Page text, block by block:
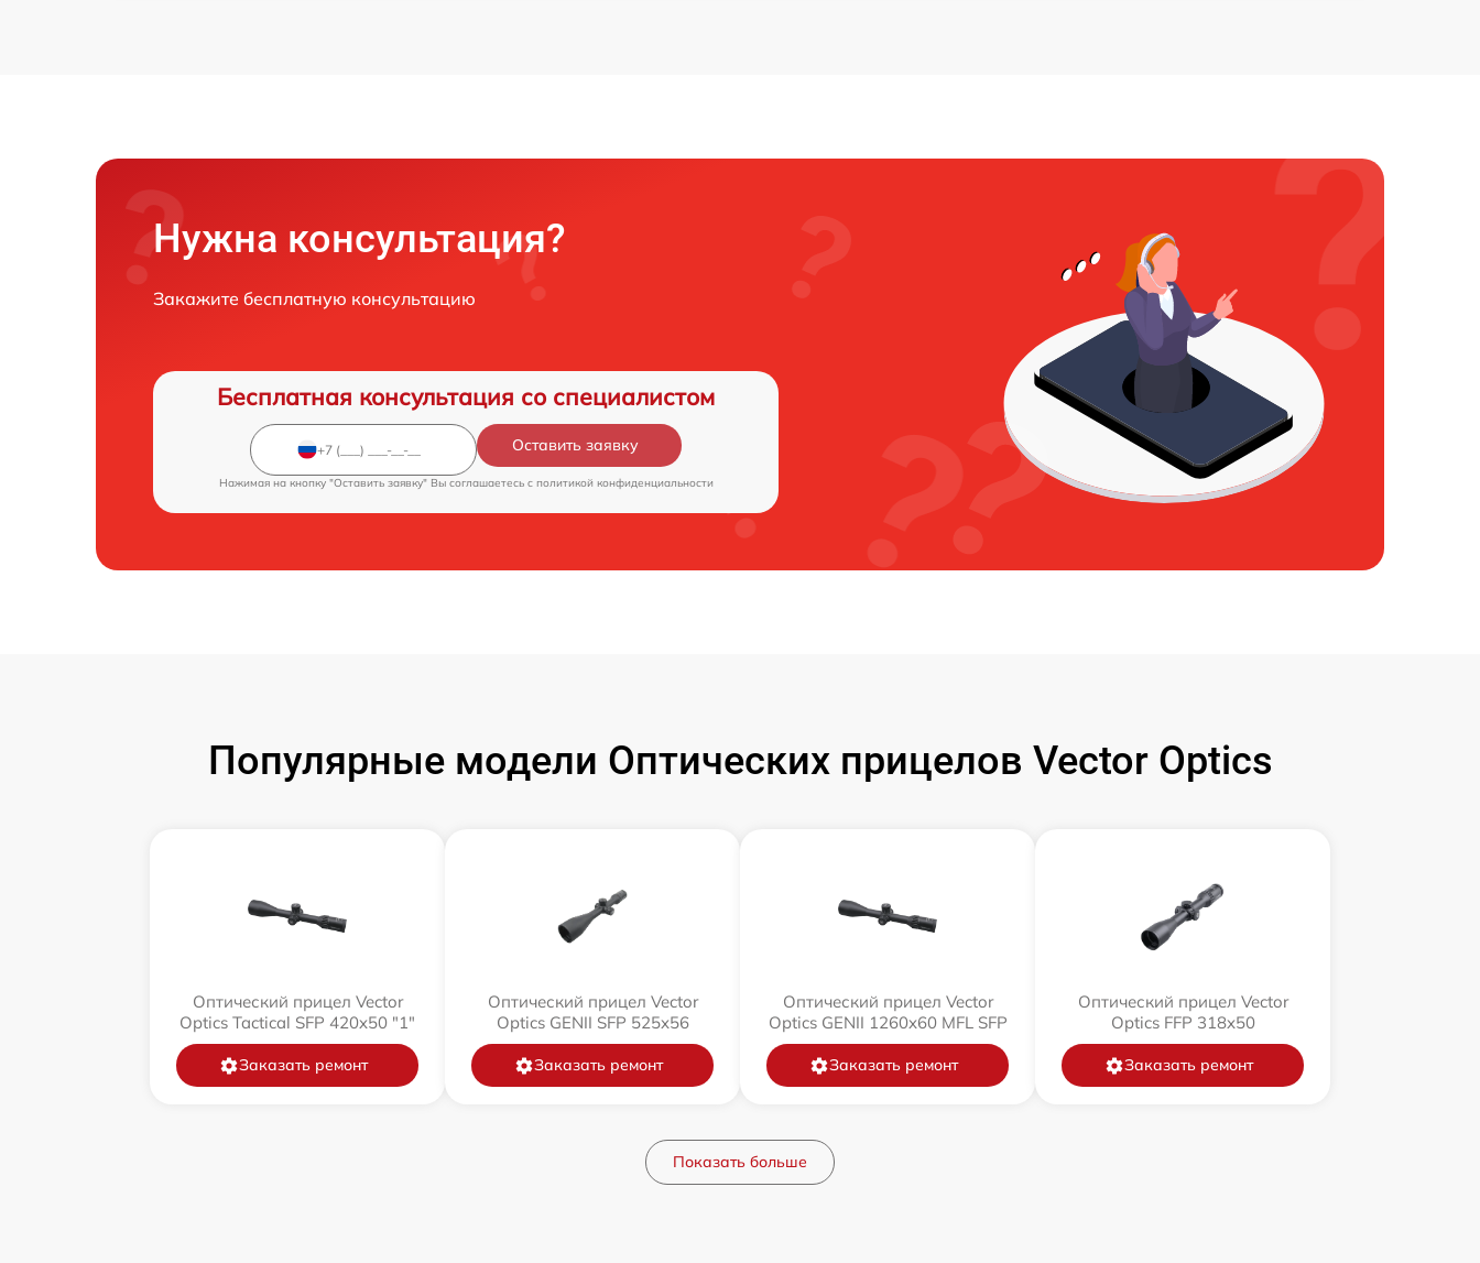
Нужна консультация?
Закажите бесплатную консультацию
Бесплатная консультация со специалистом
Оставить заявку
Нажимая на кнопку "Оставить заявку" Вы соглашаетесь c политикой конфиденциальности
Популярные модели Оптических прицелов Vector Optics
Оптический прицел Vector
Optics Tactical SFP 420x50 "1"
Заказать ремонт
Оптический прицел Vector
Optics GENII SFP 525x56
Заказать ремонт
Оптический прицел Vector
Optics GENII 1260x60 MFL SFP
Заказать ремонт
Оптический прицел Vector
Optics FFP 318x50
Заказать ремонт
Показать больше